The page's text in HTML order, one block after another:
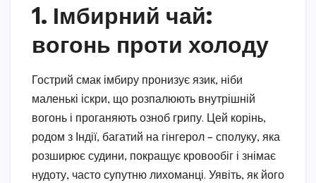
1. Імбирний чай:
вогонь проти холоду
Гострий смак імбиру пронизує язик, ніби
маленькі іскри, що розпалюють внутрішній
вогонь і проганяють озноб грипу. Цей корінь,
родом з Індії, багатий на гінгерол – сполуку, яка
розширює судини, покращує кровообіг і знімає
нудоту, часто супутню лихоманці. Уявіть, як його